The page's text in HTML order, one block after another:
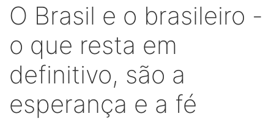
O Brasil e o brasileiro -
o que resta em
definitivo, são a
esperança e a fé